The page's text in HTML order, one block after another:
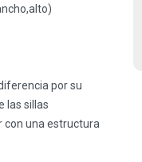
por su
las sillas
con una estructura